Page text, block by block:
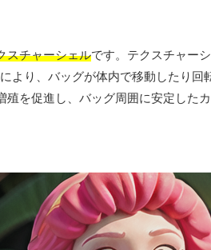
スチャーシェルです。テクスチャー
より、バッグが体内で移動したり
を促進し、バッグ周囲に安定した